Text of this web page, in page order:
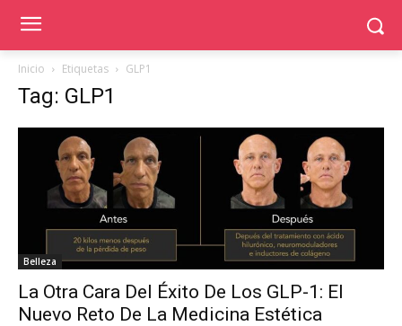
Inicio Etiquetas GLP1
Tag: GLP1
Belleza
La Otra Cara Del Éxito De Los GLP-1: El
Nuevo Reto De La Medicina Estética